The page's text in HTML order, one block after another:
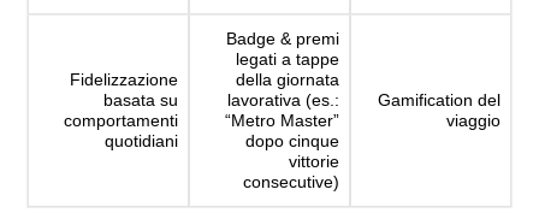
Gamification del
viaggio
Badge & premi
legati a tappe
della giornata
lavorativa (es.:
“Metro Master”
dopo cinque
vittorie
consecutive)
Fidelizzazione
basata su
comportamenti
quotidiani